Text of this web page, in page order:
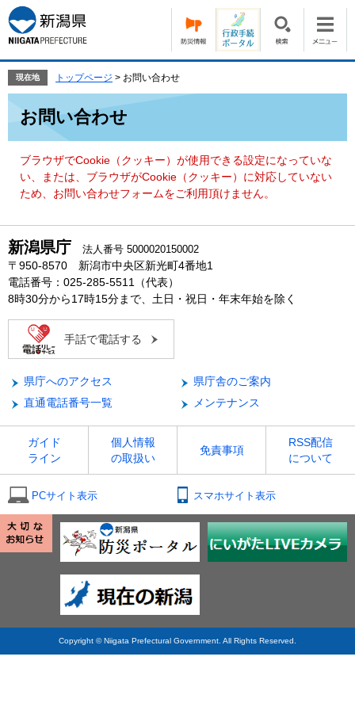
ー
ジ
の
頭
す。
ニ
ュ
ー
飛
て
現在地 トップページ > お問い合わせ
お問い合わせ
ブラウザでCookie（クッキー）が使用できる設定になっていな
い、または、ブラウザがCookie（クッキー）に対応していない
ため、お問い合わせフォームをご利用頂けません。
新潟県庁 法人番号 5000020150002
〒950-8570 新潟市中央区新光町4番地1
電話番号：025-285-5511（代表）
8時30分から17時15分まで、土日・祝日・年末年始を除く
手話で電話する
県庁へのアクセス
県庁舎のご案内
直通電話番号一覧
メンテナンス
ガイド
ライン
個人情報
の取扱い
免責事項
RSS配信
について
PCサイト表示 スマホサイト表示
Copyright © Niigata Prefectural Government. All Rights Reserved.